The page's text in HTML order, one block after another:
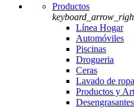
Productos
Línea Hogar
Automóviles
Piscinas
Drogueria
Ceras
Lavado de ropa
Productos y
Desengrasantes